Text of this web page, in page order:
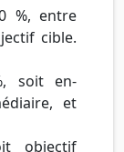
%, entre
cible.
soit en-
et
objectif